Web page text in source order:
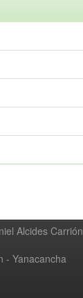
Alcides Carrión
- Yanacancha